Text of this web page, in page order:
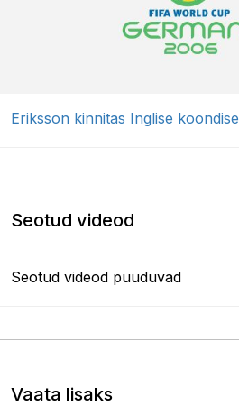
Eriksson kinnitas Inglise koondise
Seotud videod
Seotud videod puuduvad
Vaata lisaks